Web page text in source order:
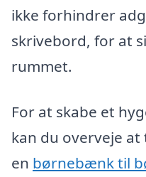
ikke forhindrer
skrivebord, for at
rummet.
For at skabe et
kan du overveje
en børnebænk til